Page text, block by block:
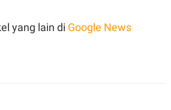
yang lain di Google News